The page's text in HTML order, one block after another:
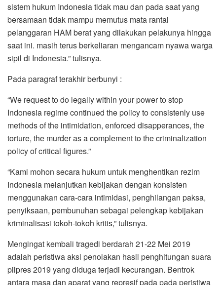
sistem hukum Indonesia tidak mau dan pada saat yang
bersamaan tidak mampu memutus mata rantai
pelanggaran HAM berat yang dilakukan pelakunya hingga
saat ini. masih terus berkeliaran mengancam nyawa warga
sipil di Indonesia.” tulisnya.
Pada paragraf terakhir berbunyi :
“We request to do legally within your power to stop
Indonesia regime continued the policy to consistenly use
methods of the intimidation, enforced disapperances, the
torture, the murder as a complement to the criminalization
policy of critical figures.”
“Kami mohon secara hukum untuk menghentikan rezim
Indonesia melanjutkan kebijakan dengan konsisten
menggunakan cara-cara intimidasi, penghilangan paksa,
penyiksaan, pembunuhan sebagai pelengkap kebijakan
kriminalisasi tokoh-tokoh kritis,” tulisnya.
Mengingat kembali tragedi berdarah 21-22 Mei 2019
adalah peristiwa aksi penolakan hasil penghitungan suara
pilpres 2019 yang diduga terjadi kecurangan. Bentrok
antara masa dan aparat yang represif pada pada peristiwa